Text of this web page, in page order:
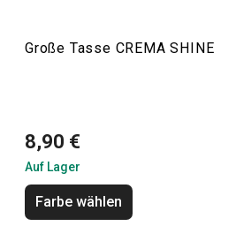
Große Tasse CREMA SHINE
8,90 €
Auf Lager
Farbe wählen